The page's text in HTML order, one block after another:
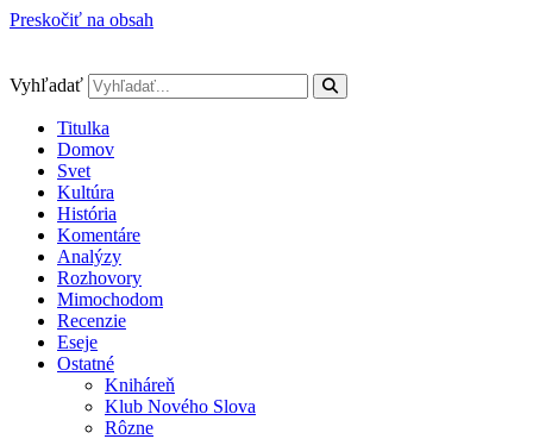
Preskočiť na obsah
Vyhľadať
Titulka
Domov
Svet
Kultúra
História
Komentáre
Analýzy
Rozhovory
Mimochodom
Recenzie
Eseje
Ostatné
Kniháreň
Klub Nového Slova
Rôzne